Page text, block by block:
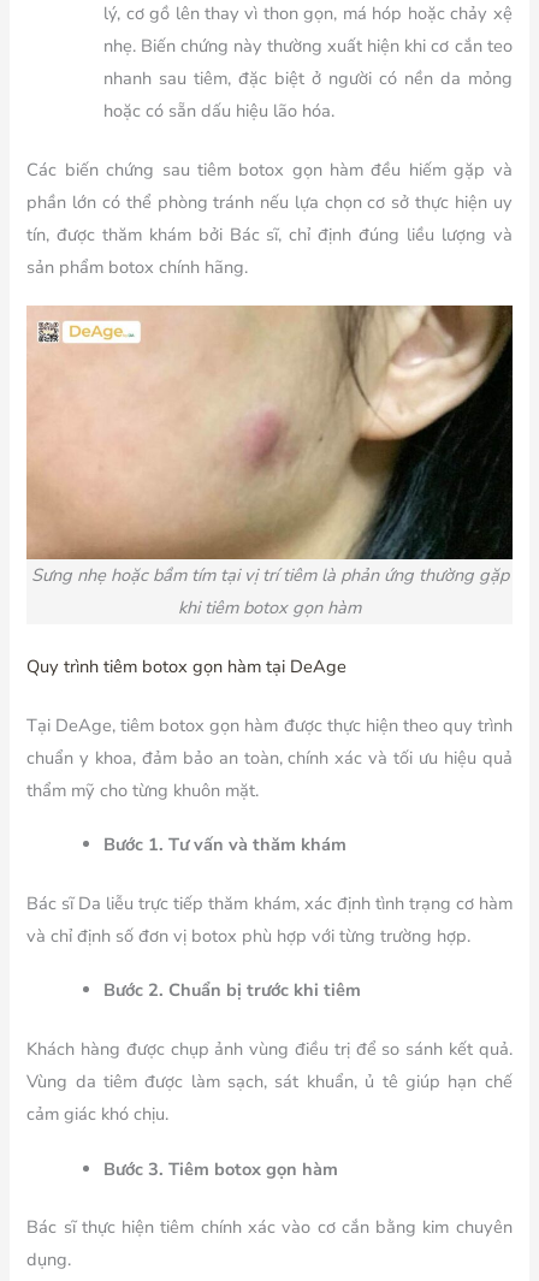
lý, cơ gồ lên thay vì thon gọn, má hóp hoặc chảy xệ
nhẹ. Biến chứng này thường xuất hiện khi cơ cắn teo
nhanh sau tiêm, đặc biệt ở người có nền da mỏng
hoặc có sẵn dấu hiệu lão hóa.
Các biến chứng sau tiêm botox gọn hàm đều hiếm gặp và
phần lớn có thể phòng tránh nếu lựa chọn cơ sở thực hiện uy
tín, được thăm khám bởi Bác sĩ, chỉ định đúng liều lượng và
sản phẩm botox chính hãng.
Sưng nhẹ hoặc bầm tím tại vị trí tiêm là phản ứng thường gặp
khi tiêm botox gọn hàm
Quy trình tiêm botox gọn hàm tại DeAge
Tại DeAge, tiêm botox gọn hàm được thực hiện theo quy trình
chuẩn y khoa, đảm bảo an toàn, chính xác và tối ưu hiệu quả
thẩm mỹ cho từng khuôn mặt.
Bước 1. Tư vấn và thăm khám
Bác sĩ Da liễu trực tiếp thăm khám, xác định tình trạng cơ hàm
và chỉ định số đơn vị botox phù hợp với từng trường hợp.
Bước 2. Chuẩn bị trước khi tiêm
Khách hàng được chụp ảnh vùng điều trị để so sánh kết quả.
Vùng da tiêm được làm sạch, sát khuẩn, ủ tê giúp hạn chế
cảm giác khó chịu.
Bước 3. Tiêm botox gọn hàm
Bác sĩ thực hiện tiêm chính xác vào cơ cắn bằng kim chuyên
dụng.